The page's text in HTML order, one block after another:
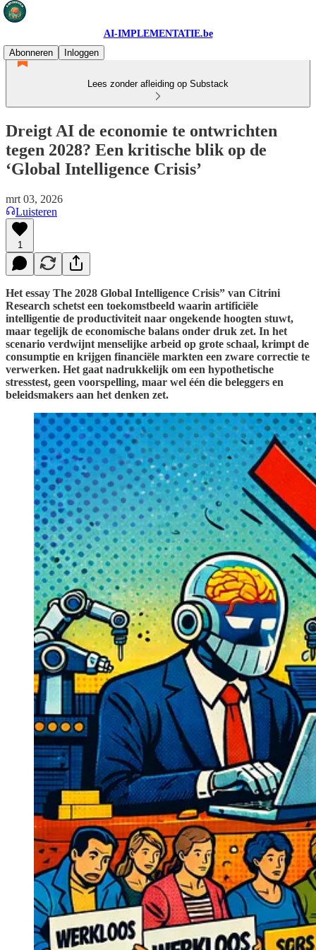
AI-IMPLEMENTATIE.be
Abonneren
Inloggen
Lees zonder afleiding op Substack
Dreigt AI de economie te ontwrichten
tegen 2028? Een kritische blik op de
‘Global Intelligence Crisis’
mrt 03, 2026
Luisteren
1
Het essay The 2028 Global Intelligence Crisis” van Citrini
Research schetst een toekomstbeeld waarin artificiële
intelligentie de productiviteit naar ongekende hoogten stuwt,
maar tegelijk de economische balans onder druk zet. In het
scenario verdwijnt menselijke arbeid op grote schaal, krimpt de
consumptie en krijgen financiële markten een zware correctie te
verwerken. Het gaat nadrukkelijk om een hypothetische
stresstest, geen voorspelling, maar wel één die beleggers en
beleidsmakers aan het denken zet.